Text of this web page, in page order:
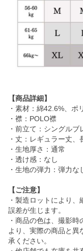
【商品詳細】
・素材：綿42.6%、ポ
・襟：POLO襟
・前立て：シングルブ
・丈：レギュラー丈、
・生地厚さ：通常
・透け感：なし
・生地の弾力：弾力な
【ご注意】
・製造ロットにより
誤差が生じます。
・商品の色は、撮影
より、実際の商品と異
承ください。